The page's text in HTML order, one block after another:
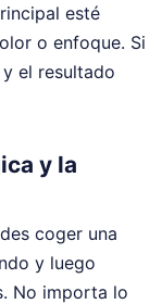
esté
o enfoque. Si
el resultado
y la
coger una
y luego
No importa lo